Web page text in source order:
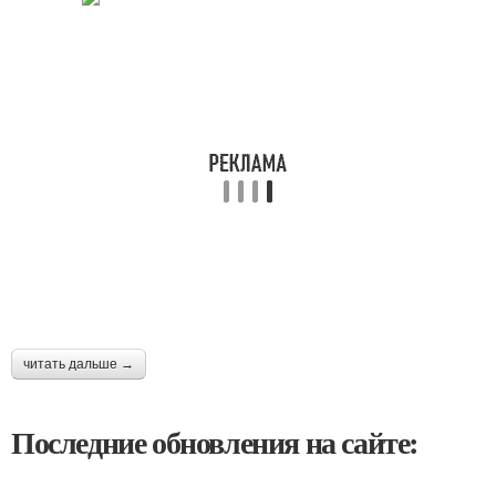
читать дальше →
Последние обновления на сайте: